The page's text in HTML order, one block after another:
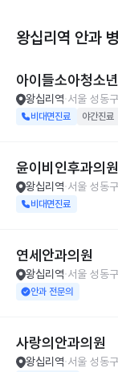
왕십리역 안과
아이들소아청소
왕십리역 서울 성동
비대면진료 야간진료
윤이비인후과의원
왕십리역 서울 성동
비대면진료
연세안과의원
왕십리역 서울 성동
안과 전문의
사랑의안과의원
왕십리역 서울 성동